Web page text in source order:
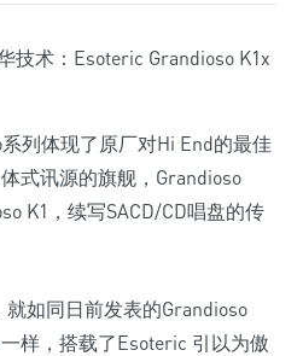
列体现了原厂对Hi End的最佳
式讯源的旗舰，Grandioso
K1，续写SACD/CD唱盘的传
就如同日前发表的Grandioso
样，搭载了Esoteric 引以为傲